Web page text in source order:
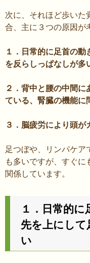
次に、それほど歩いた
合、主に３つの原因が
１．日常的に足首の
を反らしっぱなしが多
２．背中と腰の中間
ている、腎臓の機能に
３．脳疲労により頭
足つぼや、リンパケア
も多いですが、すぐ
関係しています。
１．日常的
先を上にし
い